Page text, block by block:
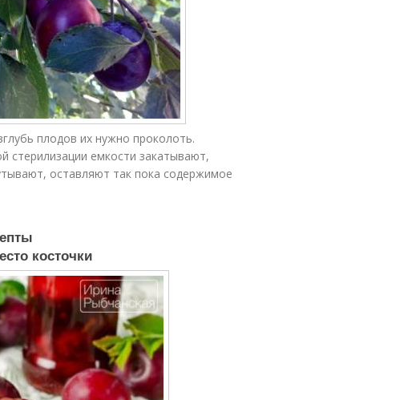
плодов их нужно проколоть.
стерилизации емкости закатывают,
оставляют так пока содержимое
косточки